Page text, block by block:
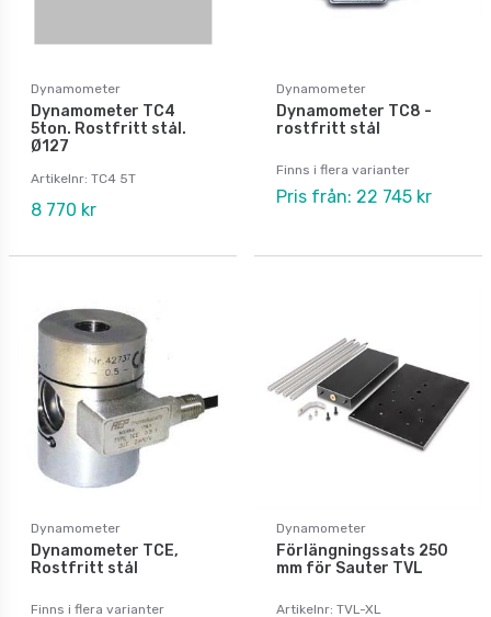
Dynamometer
Dynamometer TC4
5ton. Rostfritt stål.
Ø127
Artikelnr: TC4 5T
8 770 kr
Dynamometer
Dynamometer TC8 -
rostfritt stål
Finns i flera varianter
Pris från: 22 745 kr
Dynamometer
Dynamometer TCE,
Rostfritt stål
Finns i flera varianter
Dynamometer
Förlängningssats 250
mm för Sauter TVL
Artikelnr: TVL-XL